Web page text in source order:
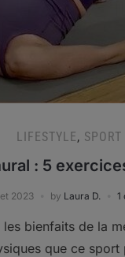
LIFESTYLE, SPORT
: 5
2023 by Laura D. 1
bienfaits de la
que ce sport